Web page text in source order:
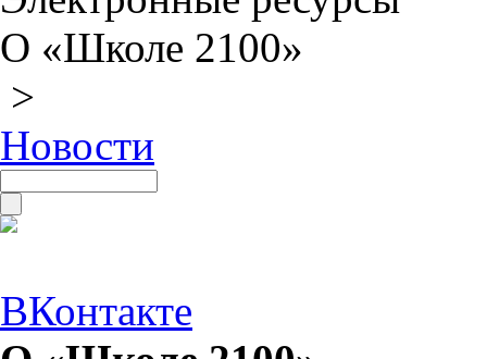
О «Школе 2100»
>
Новости
ВКонтакте